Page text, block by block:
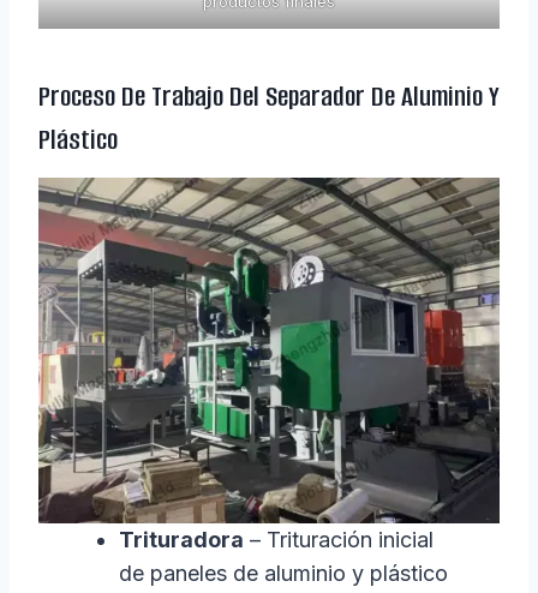
Proceso De Trabajo Del Separador De Aluminio Y
Plástico
Trituradora – Trituración inicial
de paneles de aluminio y plástico